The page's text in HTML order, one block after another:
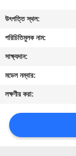
যোগাযোগ
করুন
উদ্ধৃতির
আবেদন
উৎপত্তি স্থল:
পরিচিতিমুলক নাম:
সাক্ষ্যদান:
মডেল নম্বার:
লক্ষণীয় করা: